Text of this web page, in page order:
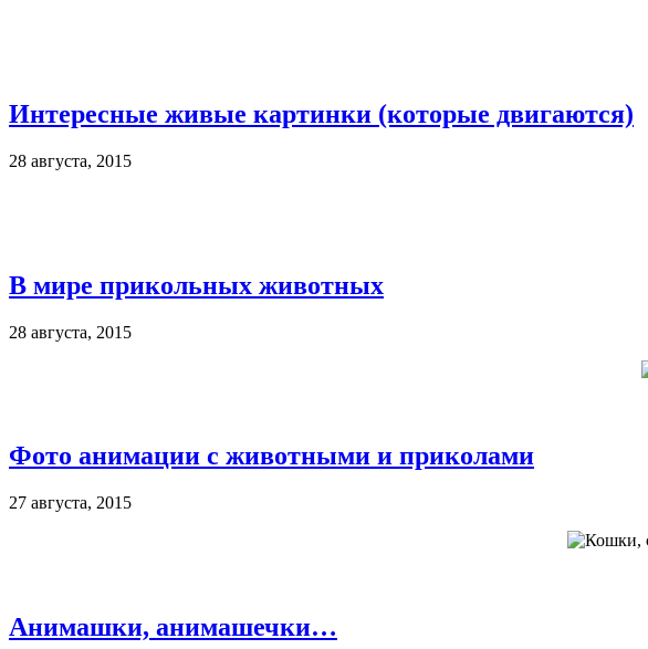
Интересные живые картинки (которые двигаются)
28 августа, 2015
В мире прикольных животных
28 августа, 2015
Фото анимации с животными и приколами
27 августа, 2015
Анимашки, анимашечки…